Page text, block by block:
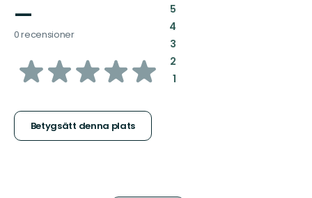
—
0 recensioner
av
stjärnor
Betygsätt denna plats
5:
4:
3:
2:
1: